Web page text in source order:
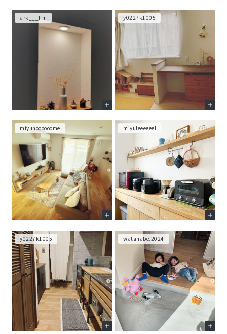
ark___hm y0227k1005
miyuhoooooome miyufeeeeeel
y0227k1005 watanabe.2024